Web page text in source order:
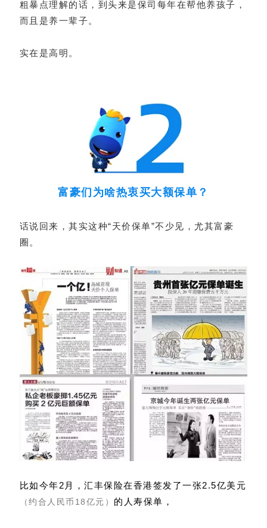
粗暴点理解的话，到头来是保司每年在帮他养孩子，
而且是养一辈子。
实在是高明。
富豪们为啥热衷买大额保单？
话说回来，其实这种“天价保单”不少见，尤其富豪
圈。
比如今年2月，汇丰保险在香港签发了一张2.5亿美元
（约合人民币18亿元） 的人寿保单，